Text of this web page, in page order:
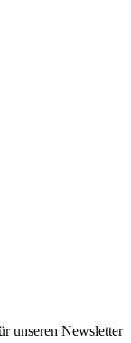
unseren Newsletter